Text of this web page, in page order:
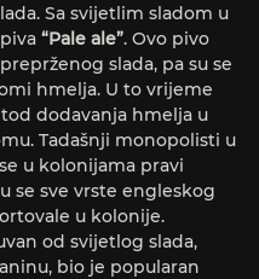
Sa svijetlim sladom u
“Pale ale”. Ovo pivo
slada, pa su se
hmelja. U to vrijeme
dodavanja hmelja u
Tadašnji monopolisti u
u kolonijama pravi
se sve vrste engleskog
u kolonije.
od svijetlog slada,
bio je popularan